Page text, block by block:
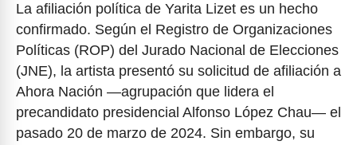
La afiliación política de Yarita Lizet es un hecho
confirmado. Según el Registro de Organizaciones
Políticas (ROP) del Jurado Nacional de Elecciones
(JNE), la artista presentó su solicitud de afiliación a
Ahora Nación —agrupación que lidera el
precandidato presidencial Alfonso López Chau— el
pasado 20 de marzo de 2024. Sin embargo, su